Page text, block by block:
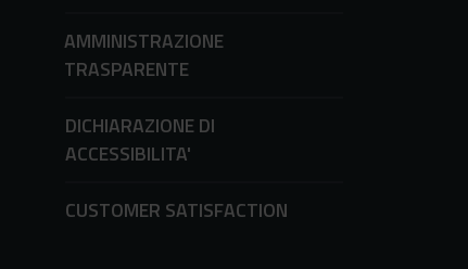
AMMINISTRAZIONE
TRASPARENTE
DICHIARAZIONE DI
ACCESSIBILITA'
CUSTOMER SATISFACTION